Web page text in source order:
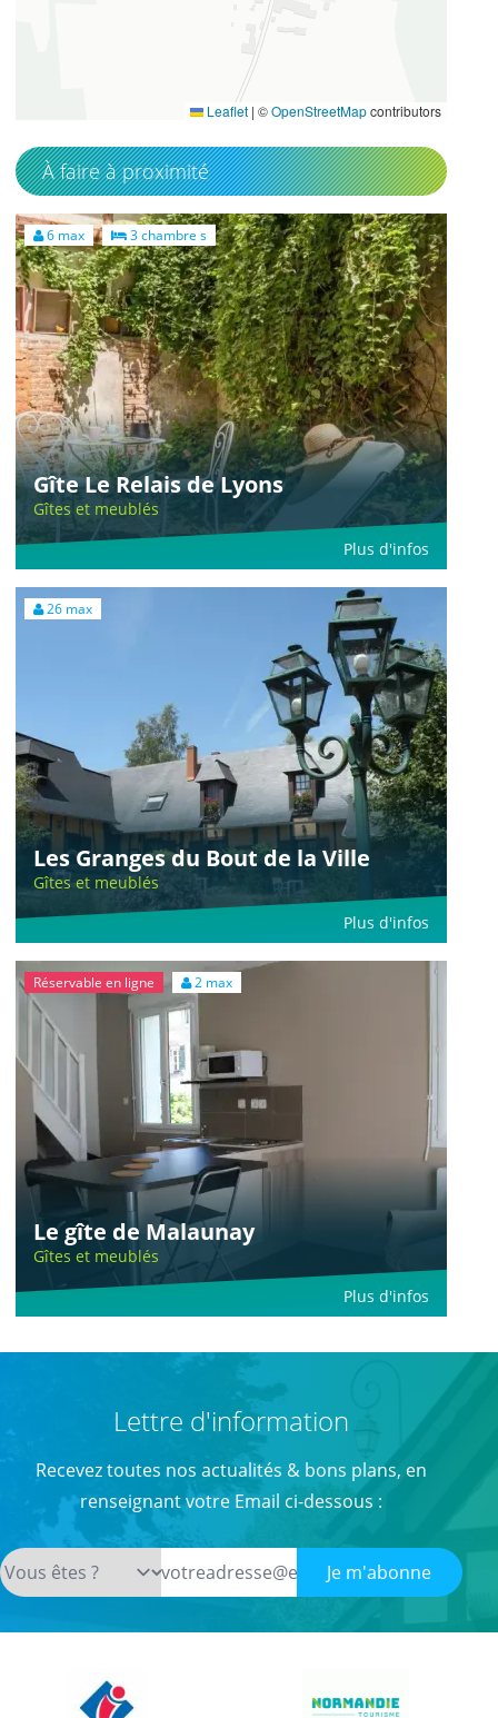
Leaflet | ©OpenStreetMapcontributors
À faire à proximité
6 max 3 chambre s
Gîte Le Relais de Lyons
Gîtes et meublés
Plus d'infos
26 max
Les Granges du Bout de la Ville
Gîtes et meublés
Plus d'infos
Réservable en ligne 2 max
Le gîte de Malaunay
Gîtes et meublés
Plus d'infos
Lettre d'information
Recevez toutes nos actualités & bons plans, en
renseignant votre Email ci-dessous :
Je m'abonne